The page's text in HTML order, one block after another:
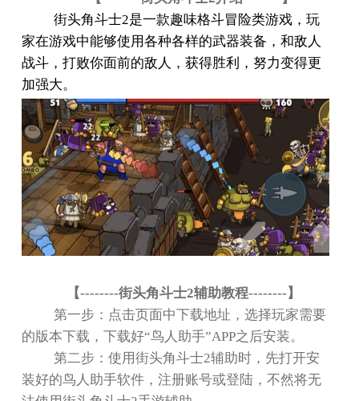
街头角斗士2是一款趣味格斗冒险类游戏，玩
家在游戏中能够使用各种各样的武器装备，和敌人
战斗，打败你面前的敌人，获得胜利，努力变得更
加强大。
【--------街头角斗士2辅助教程--------】
第一步：点击页面中下载地址，选择玩家需要
的版本下载，下载好“鸟人助手”APP之后安装。
第二步：使用街头角斗士2辅助时，先打开安
装好的鸟人助手软件，注册账号或登陆，不然将无